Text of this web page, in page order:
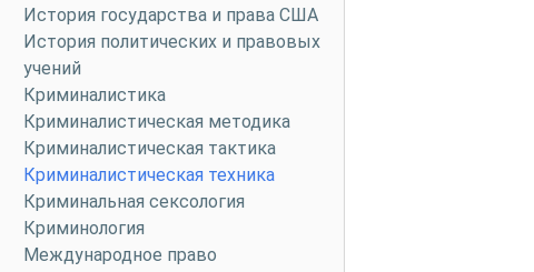
История государства и права США
История политических и правовых
учений
Криминалистика
Криминалистическая методика
Криминалистическая тактика
Криминалистическая техника
Криминальная сексология
Криминология
Международное право